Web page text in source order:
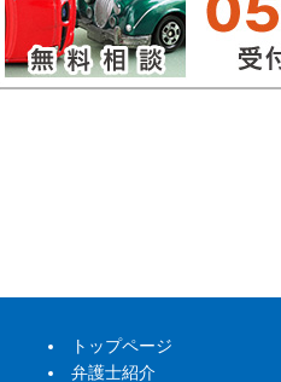
トップページ
弁護士紹介